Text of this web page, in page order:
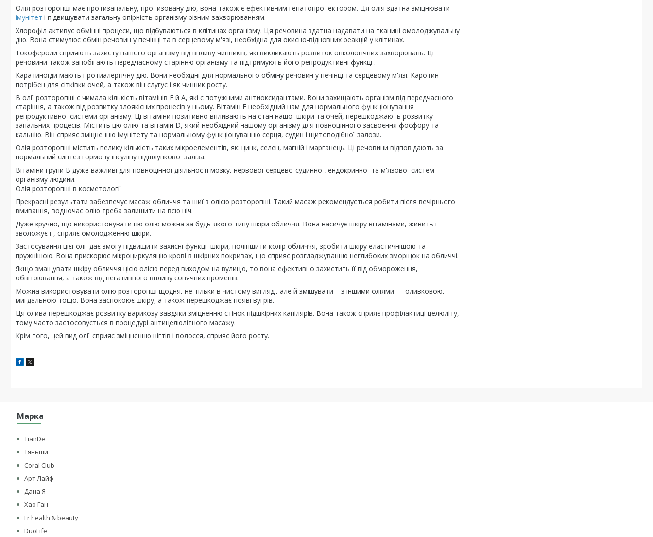
Олія розторопші має протизапальну, протизовану дію, вона також є ефективним гепатопротектором. Ця олія здатна зміцнювати
імунітет і підвищувати загальну опірність організму різним захворюванням.
Хлорофіл активує обмінні процеси, що відбуваються в клітинах організму. Ця речовина здатна надавати на тканині омолоджувальну
дію. Вона стимулює обмін речовин у печінці та в серцевому м'язі, необхідна для окисно-відновних реакцій у клітинах.
Токофероли сприяють захисту нашого організму від впливу чинників, які викликають розвиток онкологічних захворювань. Ці
речовини також запобігають передчасному старінню організму та підтримують його репродуктивні функції.
Каратиноїди мають протиалергічну дію. Вони необхідні для нормального обміну речовин у печінці та серцевому м'язі. Каротин
потрібен для сітківки очей, а також він слугує і як чинник росту.
В олії розторопші є чимала кількість вітамінів Е й А, які є потужними антиоксидантами. Вони захищають організм від передчасного
старіння, а також від розвитку злоякісних процесів у ньому. Вітамін Е необхідний нам для нормального функціонування
репродуктивної системи організму. Ці вітаміни позитивно впливають на стан нашої шкіри та очей, перешкоджають розвитку
запальних процесів. Містить цю олію та вітамін D, який необхідний нашому організму для повноцінного засвоєння фосфору та
кальцію. Він сприяє зміцненню імунітету та нормальному функціонуванню серця, судин і щитоподібної залози.
Олія розторопші містить велику кількість таких мікроелементів, як: цинк, селен, магній і марганець. Ці речовини відповідають за
нормальний синтез гормону інсуліну підшлункової заліза.
Вітаміни групи B дуже важливі для повноцінної діяльності мозку, нервової серцево-судинної, ендокринної та м'язової систем
організму людини.
Олія розторопші в косметології
Прекрасні результати забезпечує масаж обличчя та шиї з олією розторопші. Такий масаж рекомендується робити після вечірнього
вмивання, водночас олію треба залишити на всю ніч.
Дуже зручно, що використовувати цю олію можна за будь-якого типу шкіри обличчя. Вона насичує шкіру вітамінами, живить і
зволожує її, сприяє омолодженню шкіри.
Застосування цієї олії дає змогу підвищити захисні функції шкіри, поліпшити колір обличчя, зробити шкіру еластичнішою та
пружнішою. Вона прискорює мікроциркуляцію крові в шкірних покривах, що сприяє розгладжуванню неглибоких зморщок на обличчі.
Якщо змащувати шкіру обличчя цією олією перед виходом на вулицю, то вона ефективно захистить її від обмороження,
обвітрювання, а також від негативного впливу сонячних променів.
Можна використовувати олію розторопші щодня, не тільки в чистому вигляді, але й змішувати її з іншими оліями — оливковою,
мигдальною тощо. Вона заспокоює шкіру, а також перешкоджає появі вугрів.
Ця олива перешкоджає розвитку варикозу завдяки зміцненню стінок підшкірних капілярів. Вона також сприяє профілактиці целюліту,
тому часто застосовується в процедурі антицелюлітного масажу.
Крім того, цей вид олії сприяє зміцненню нігтів і волосся, сприяє його росту.
Марка
TianDe
Тяньши
Coral Club
Арт Лайф
Дана Я
Хао Ган
Lr health & beauty
DuoLife